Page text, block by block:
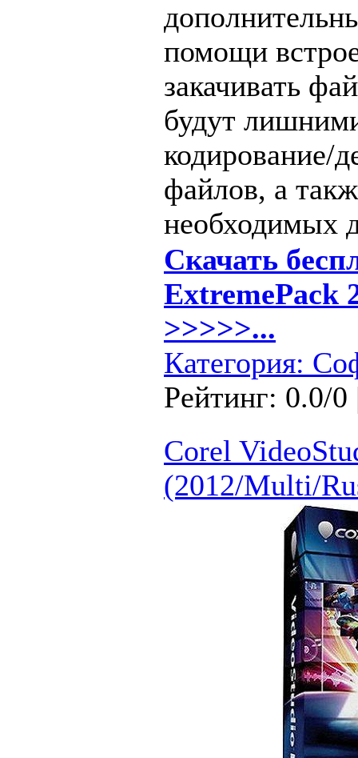
помощи
закачивать
будут
кодирование/
файлов, а
необходимых
Скачать
ExtremePack
>>>>>...
Категория:
Рейтинг: 0.0/
Сorel
(2012/Multi/